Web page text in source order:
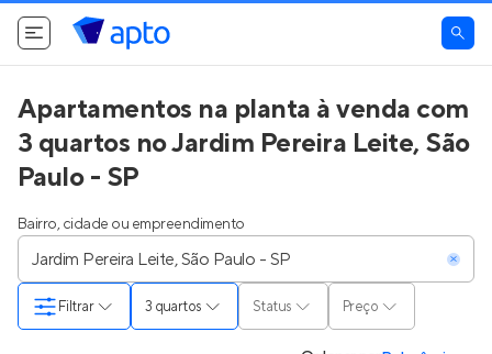
Apartamentos na planta à venda com
3 quartos no Jardim Pereira Leite, São
Paulo - SP
Bairro, cidade ou empreendimento
3 quartos Status Preço
Filtrar